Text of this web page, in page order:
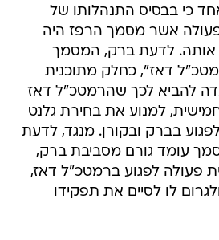
כי בבסיס התנהלותו של
אשר מסמך הרפז היה
אותה. לדעת ברק, המסמך
דאז", כחלק מתוכנית
להביא לכך שהרמטכ"ל דאז
למנוע את בחירת גלנט
בברק ובקורן. מנגד, לדעת
עומד גורם מסביבת ברק,
פעולה לפגוע ברמטכ"ל דאז,
לו לסיים את תפקידו